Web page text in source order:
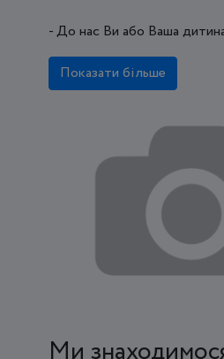
- До нас Ви або Ваша
Показати більше
Ми